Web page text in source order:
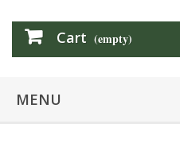
Cart (empty)
MENU